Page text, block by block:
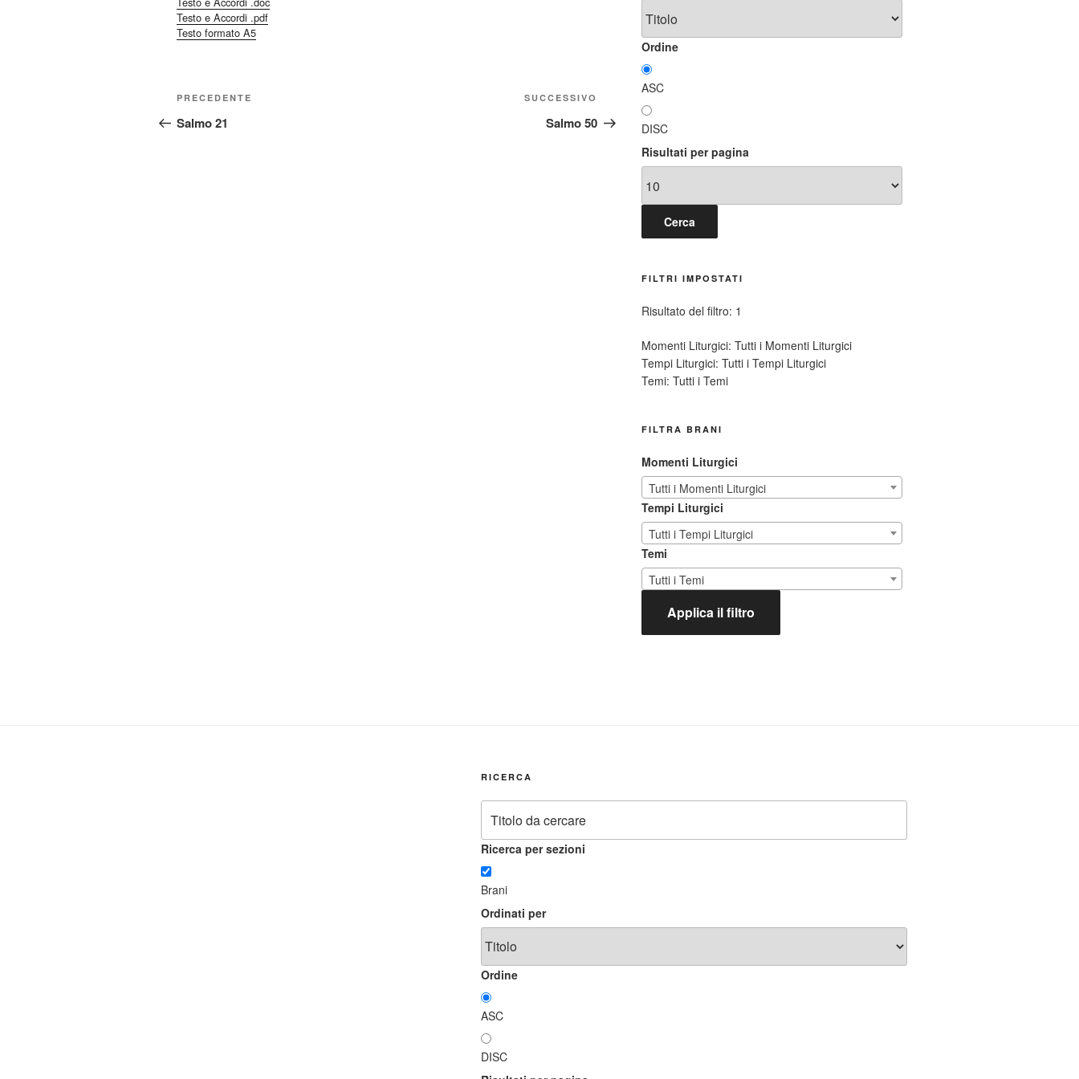
Testo e Accordi .pdf
Testo formato A5
Navigazione
articoli
Articolo
precedente:
PRECEDENTE
Salmo 21
successivo
SUCCESSIVO
Salmo 50
Ordine
ASC
DISC
Risultati per pagina
FILTRI IMPOSTATI
Risultato del filtro: 1
Momenti Liturgici: Tutti i Momenti Liturgici
Tempi Liturgici: Tutti i Tempi Liturgici
Temi: Tutti i Temi
FILTRA BRANI
Momenti Liturgici
Tutti i Momenti Liturgici
Tempi Liturgici
Tutti i Tempi Liturgici
Temi
Tutti i Temi
Applica il filtro
RICERCA
Ricerca per sezioni
Brani
Ordinati per
Ordine
ASC
DISC